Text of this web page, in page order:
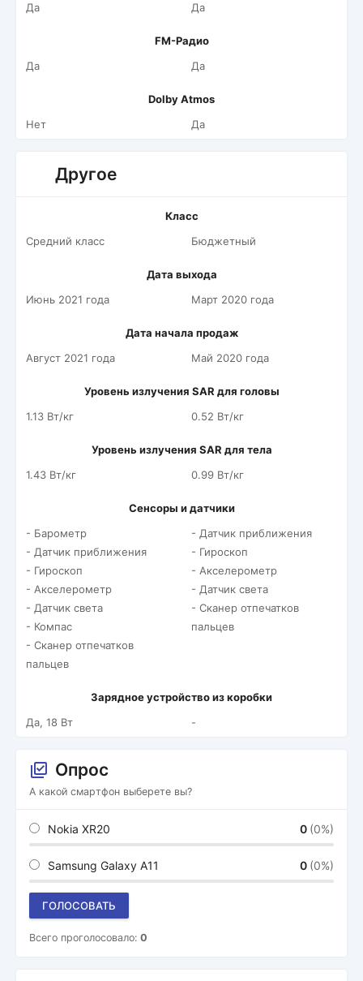
Да
Да
FM-Радио
Да
Да
Dolby Atmos
Нет
Да
Другое
Класс
Средний класс
Бюджетный
Дата выхода
Июнь 2021 года
Март 2020 года
Дата начала продаж
Август 2021 года
Май 2020 года
Уровень излучения SAR для головы
1.13 Вт/кг
0.52 Вт/кг
Уровень излучения SAR для тела
1.43 Вт/кг
0.99 Вт/кг
Сенсоры и датчики
- Барометр
- Датчик приближения
- Гироскоп
- Акселерометр
- Датчик света
- Компас
- Сканер отпечатков
пальцев
- Датчик приближения
- Гироскоп
- Акселерометр
- Датчик света
- Сканер отпечатков
пальцев
Зарядное устройство из коробки
Да, 18 Вт
-
Опрос
А какой смартфон выберете вы?
Nokia XR20 0 (0%)
Samsung Galaxy A11 0 (0%)
ГОЛОСОВАТЬ
Всего проголосовало: 0